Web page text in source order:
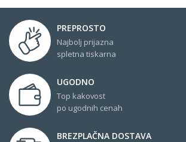
PREPROSTO
Najbolj prijazna
spletna tiskarna
UGODNO
Top kakovost
po ugodnih cenah
BREZPLAČNA DOSTAVA